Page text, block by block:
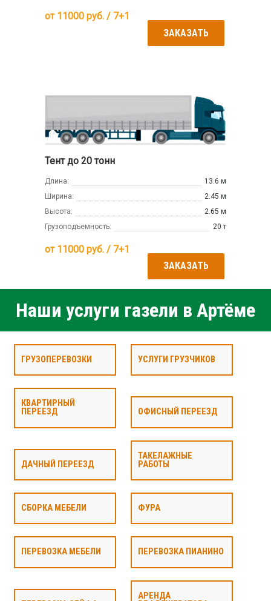
от 11000 руб. / 7+1
ЗАКАЗАТЬ
Тент до 20 тонн
Длина:
13.6 м
Ширина:
2.45 м
Высота:
2.65 м
Грузоподъемность:
20 т
от 11000 руб. / 7+1
ЗАКАЗАТЬ
Наши услуги газели в Артёме
ГРУЗОПЕРЕВОЗКИ УСЛУГИ ГРУЗЧИКОВ
КВАРТИРНЫЙ
ПЕРЕЕЗД
ОФИСНЫЙ ПЕРЕЕЗД
ДАЧНЫЙ ПЕРЕЕЗД
ТАКЕЛАЖНЫЕ
РАБОТЫ
СБОРКА МЕБЕЛИ ФУРА
ПЕРЕВОЗКА МЕБЕЛИ ПЕРЕВОЗКА ПИАНИНО
АРЕНДА